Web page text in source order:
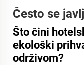
Često se
Što čini
ekološki
održivom?